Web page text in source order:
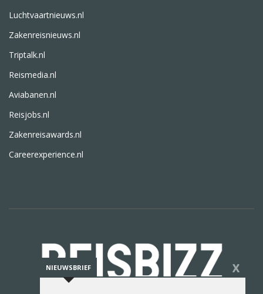
Luchtvaartnieuws.nl
Zakenreisnieuws.nl
Triptalk.nl
Reismedia.nl
Aviabanen.nl
Reisjobs.nl
Zakenreisawards.nl
Careerexperience.nl
NIEUWSBRIEF X